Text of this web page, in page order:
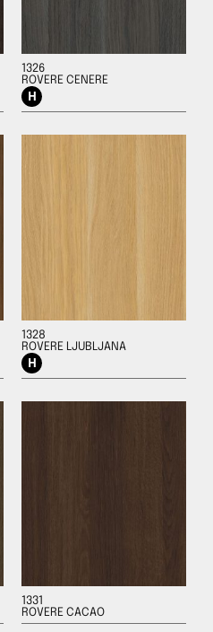
1326
ROVERE CENERE
1328
ROVERE LJUBLJANA
1331
ROVERE CACAO